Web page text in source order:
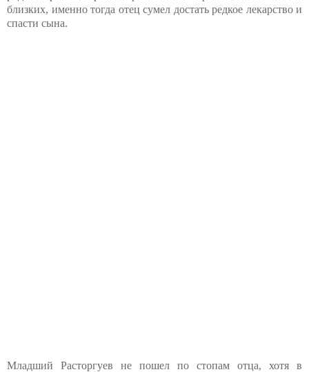
близких, именно тогда отец сумел достать редкое лекарство и
спасти сына.
Младший Расторгуев не пошел по стопам отца, хотя в